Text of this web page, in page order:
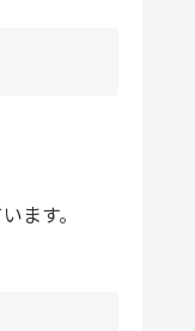
ます。